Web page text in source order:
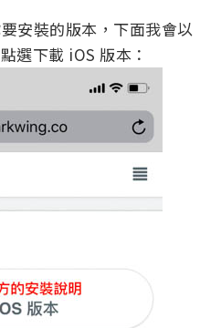
要安裝的版本，下面我會以
選下載 iOS 版本：